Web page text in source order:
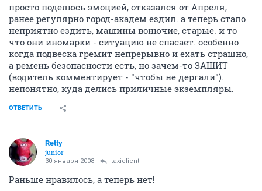
просто поделюсь эмоцией, отказался от Апреля,
ранее регулярно город-академ ездил. а теперь стало
неприятно ездить, машины вонючие, старые. и то
что они иномарки - ситуацию не спасает. особенно
когда подвеска гремит непрерывно и ехать страшно,
а ремень безопасности есть, но зачем-то ЗАШИТ
(водитель комментирует - "чтобы не дергали").
непонятно, куда делись приличные экземпляры.
ОТВЕТИТЬ
Retty
junior
30 января 2008 taxiclient
Раньше нравилось, а теперь нет!